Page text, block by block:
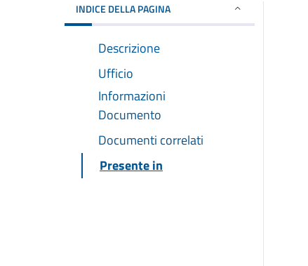
INDICE DELLA PAGINA
Descrizione
Ufficio
Informazioni
Documento
Documenti correlati
Presente in